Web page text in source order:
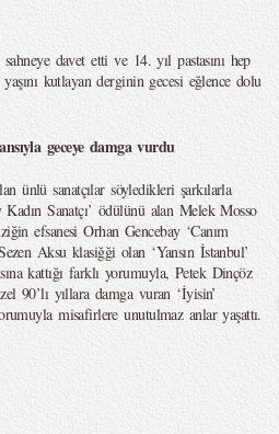
davet etti ve 14. yıl pastasını hep
kutlayan derginin gecesi eğlence dolu
geceye damga vurdu
ünlü sanatçılar söyledikleri şarkılarla
Sanatçı’ ödülünü alan Melek Mosso
efsanesi Orhan Gencebay ‘Canım
Aksu klasiğği olan ‘Yansın İstanbul’
kattığı farklı yorumuyla, Petek Dinçöz
90’lı yıllara damga vuran ‘İyisin’
misafirlere unutulmaz anlar yaşattı.